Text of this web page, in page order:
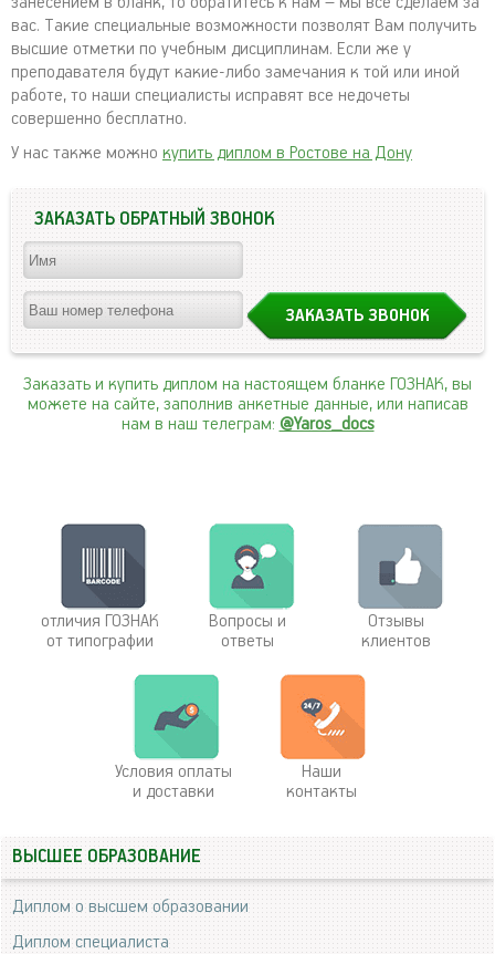
вас. Такие специальные возможности позволят Вам получить
высшие отметки по учебным дисциплинам. Если же у
преподавателя будут какие-либо замечания к той или иной
работе, то наши специалисты исправят все недочеты
совершенно бесплатно.
У нас также можно купить диплом в Ростове на Дону
ЗАКАЗАТЬ ОБРАТНЫЙ ЗВОНОК
Заказать и купить диплом на настоящем бланке ГОЗНАК, вы
можете на сайте, заполнив анкетные данные, или написав
нам в наш телеграм: @Yaros_docs
отличия ГОЗНАК
от типографии
Вопросы и
ответы
Отзывы
клиентов
Условия оплаты
и доставки
Наши
контакты
ВЫСШЕЕ ОБРАЗОВАНИЕ
Диплом о высшем образовании
Диплом специалиста